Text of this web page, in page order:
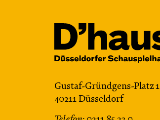
Gustaf-Gründgens-Platz 1
40211 Düsseldorf